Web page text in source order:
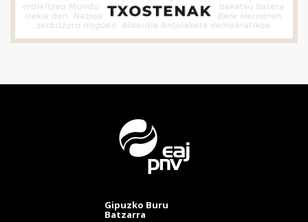
Gipuzko Buru
Batzarra